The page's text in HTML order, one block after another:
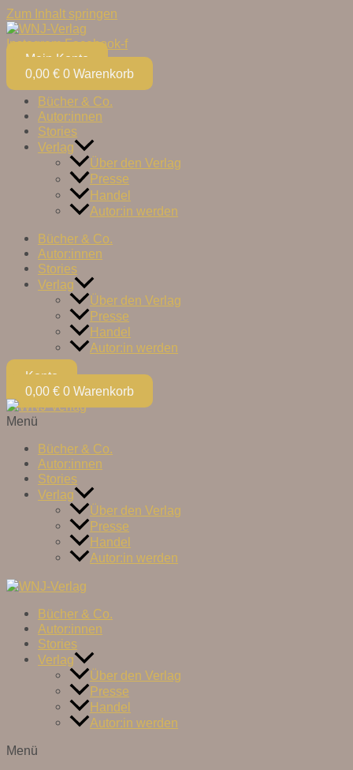
Zum Inhalt springen
Instagram Facebook-f
Mein Konto
0,00 € 0 Warenkorb
Bücher & Co.
Autor:innen
Stories
Verlag
Über den Verlag
Presse
Handel
Autor:in werden
Bücher & Co.
Autor:innen
Stories
Verlag
Über den Verlag
Presse
Handel
Autor:in werden
Konto
0,00 € 0 Warenkorb
Menü
Bücher & Co.
Autor:innen
Stories
Verlag
Über den Verlag
Presse
Handel
Autor:in werden
Bücher & Co.
Autor:innen
Stories
Verlag
Über den Verlag
Presse
Handel
Autor:in werden
Menü